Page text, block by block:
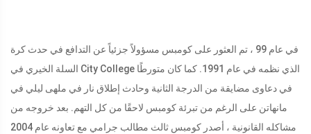
في عام 99 ، تم العثور على كومبس مسؤولاً جزئياً عن التدافع في حدث كرة
السلة الخيري في City College الذي نظمه في عام 1991. كما كان متورطًا
في دعاوى مضايقة من الدرجة الثانية وحادث إطلاق نار في ملهى ليلي في
مانهاتن على الرغم من تبرئة كومبس لاحقًا من كل التهم. بعد خروجه من
مشاكله القانونية ، أصدر كومبس ثالث مطالب جرامي مع تعاونه عام 2004